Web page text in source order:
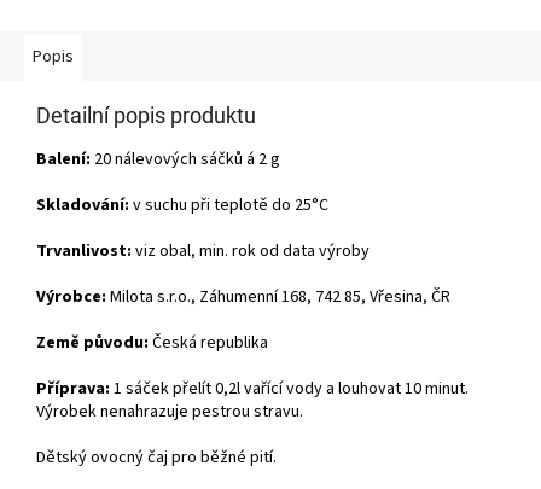
Popis
Detailní popis produktu
Balení: 20 nálevových sáčků á 2 g
Skladování: v suchu při teplotě do 25°C
Trvanlivost: viz obal, min. rok od data výroby
Výrobce: Milota s.r.o., Záhumenní 168, 742 85, Vřesina, ČR
Země původu: Česká republika
Příprava: 1 sáček přelít 0,2l vařící vody a louhovat 10 minut.
Výrobek nenahrazuje pestrou stravu.
Dětský ovocný čaj pro běžné pití.